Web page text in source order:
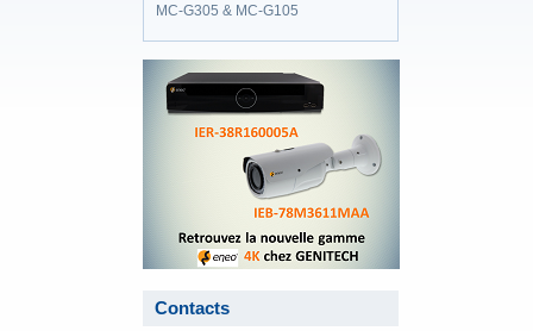
MC-G305 & MC-G105
Contacts